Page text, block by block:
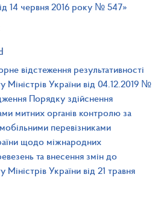
14 червня 2016 року № 547»
відстеження результативності
Міністрів України від 04.12.2019 №
Порядку здійснення
митних органів контролю за
перевізниками
щодо міжнародних
та внесення змін до
Міністрів України від 21 травня